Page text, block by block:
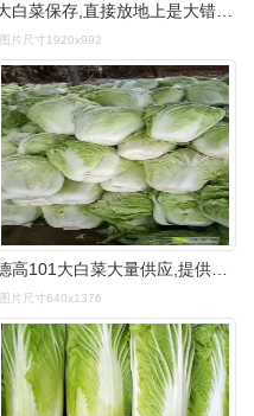
大白菜保存,直接放地上是大错,教你一个土方法,放一个月更新鲜_根部_
图片尺寸1920x992
图片尺寸640x1376